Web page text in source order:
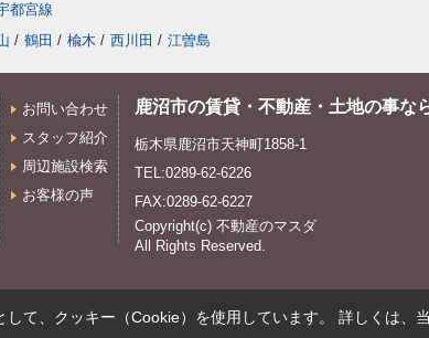
都宮線
/ 鶴田 / 楡木 / 西川田 / 江曽島
お問い合わせ
スタッフ紹介
周辺施設検索
お客様の声
鹿沼市の賃貸・不動産・土地の事な
栃木県鹿沼市天神町1858-1
TEL:0289-62-6226
FAX:0289-62-6227
Copyright(c) 不動産のマスダ
All Rights Reserved.
て、クッキー（Cookie）を使用しています。 詳しくは、